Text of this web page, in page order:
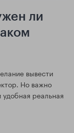
ли
вывести
Но важно
реальная